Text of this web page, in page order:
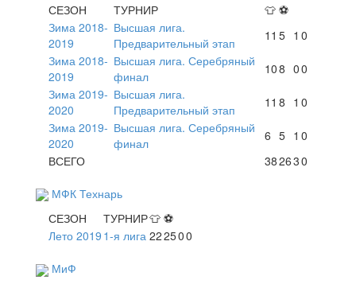
СЕЗОН
ТУРНИР 👕 ⚽
Зима 2018-
2019
Высшая лига.
Предварительный этап
11 5 1 0
Зима 2018-
2019
Высшая лига. Серебряный
финал
108 00
Зима 2019-
2020
Высшая лига.
Предварительный этап
11 8 1 0
Зима 2019-
2020
Высшая лига. Серебряный
финал
6 5 1 0
ВСЕГО
382630
МФК Технарь
СЕЗОН
ТУРНИР👕 ⚽
Лето 2019 1-я лига 222500
МиФ